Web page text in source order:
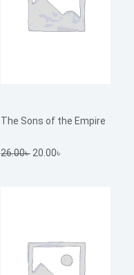
The Sons of the Empire
26.00৳ 20.00৳